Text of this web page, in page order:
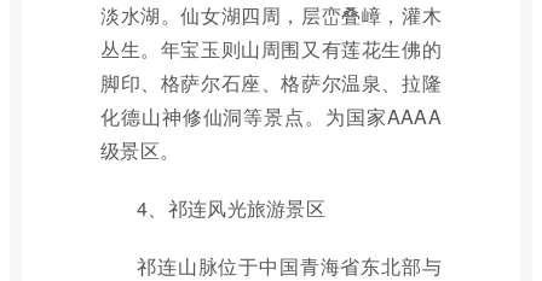
淡水湖。仙女湖四周，层峦叠嶂，灌木
丛生。年宝玉则山周围又有莲花生佛的
脚印、格萨尔石座、格萨尔温泉、拉隆
化德山神修仙洞等景点。为国家AAAA
级景区。
4、祁连风光旅游景区
祁连山脉位于中国青海省东北部与